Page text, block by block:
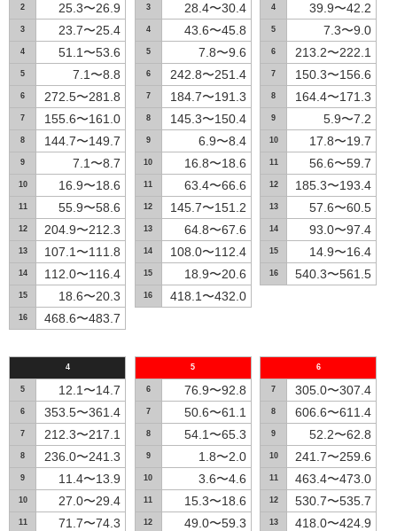
2 25.3〜26.9
3 23.7〜25.4
4 51.1〜53.6
5 7.1〜8.8
6 272.5〜281.8
7 155.6〜161.0
8 144.7〜149.7
9 7.1〜8.7
10 16.9〜18.6
11 55.9〜58.6
12 204.9〜212.3
13 107.1〜111.8
14 112.0〜116.4
15 18.6〜20.3
16 468.6〜483.7
3 28.4〜30.4
4 43.6〜45.8
5 7.8〜9.6
6 242.8〜251.4
7 184.7〜191.3
8 145.3〜150.4
9 6.9〜8.4
10 16.8〜18.6
11 63.4〜66.6
12 145.7〜151.2
13 64.8〜67.6
14 108.0〜112.4
15 18.9〜20.6
16 418.1〜432.0
4 39.9〜42.2
5 7.3〜9.0
6 213.2〜222.1
7 150.3〜156.6
8 164.4〜171.3
9 5.9〜7.2
10 17.8〜19.7
11 56.6〜59.7
12 185.3〜193.4
13 57.6〜60.5
14 93.0〜97.4
15 14.9〜16.4
16 540.3〜561.5
4
5 12.1〜14.7
6 353.5〜361.4
7 212.3〜217.1
8 236.0〜241.3
9 11.4〜13.9
10 27.0〜29.4
11 71.7〜74.3
5
6 76.9〜92.8
7 50.6〜61.1
8 54.1〜65.3
9 1.8〜2.0
10 3.6〜4.6
11 15.3〜18.6
12 49.0〜59.3
6
7 305.0〜307.4
8 606.6〜611.4
9 52.2〜62.8
10 241.7〜259.6
11 463.4〜473.0
12 530.7〜535.7
13 418.0〜424.9